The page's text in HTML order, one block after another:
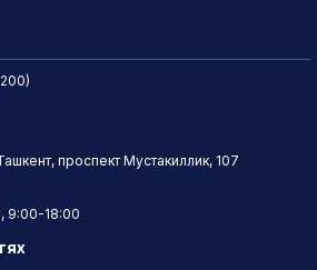
проспект Мустакиллик, 107
9:00-18:00